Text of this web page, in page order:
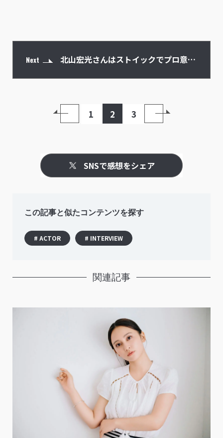
Next 北山宏光さんはストイックでプロ意識
1 2 3
SNSで感想をシェア
この記事と似たコンテンツを探す
# ACTOR # INTERVIEW
関連記事